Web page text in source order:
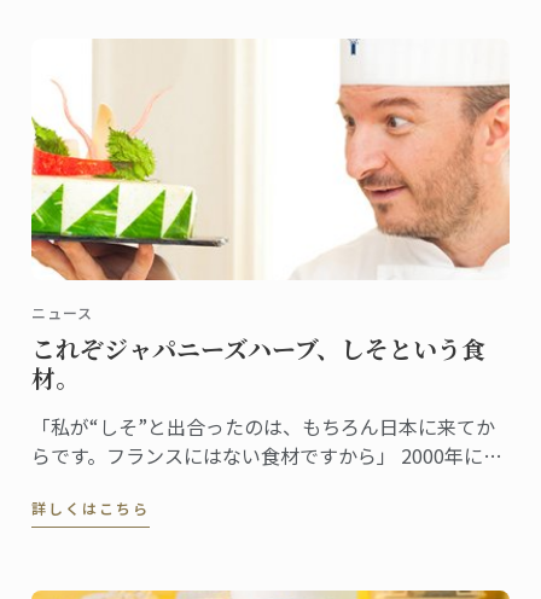
ニュース
これぞジャパニーズハーブ、しそという食
材。
「私が“しそ”と出合ったのは、もちろん日本に来てか
らです。フランスにはない食材ですから」 2000年に来
フ。しそとは日本食を通じて出合ったという。 「珍し
詳しくはこちら